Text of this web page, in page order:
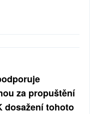
za propuštění
dosažení tohoto